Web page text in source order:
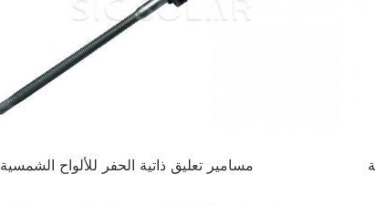
مسامير تعليق ذاتية الحفر للألواح الشمسية